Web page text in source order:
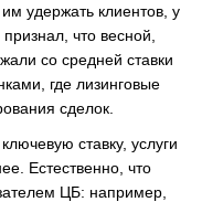
удержать клиентов, у
что весной,
со средней ставки
где лизинговые
сделок.
ставку, услуги
Естественно, что
ЦБ: например,